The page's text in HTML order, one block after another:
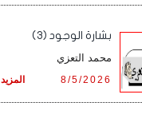
بشارة الوجود (3)
محمد التعزي
المزيد 8/5/2026